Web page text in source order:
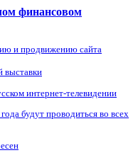
финансовом
и продвижению сайта
выставки
интернет-телевидении
будут проводиться во всех